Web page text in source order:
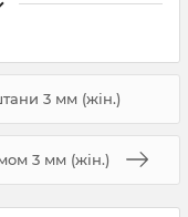
3 мм (жін.)
3 мм (жін.)